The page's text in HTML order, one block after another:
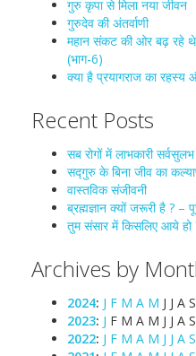
गुरु कृपा से मिला नया जीवन
गुरुदेव की अंतर्वाणी
महान संकट की ओर बढ़ रहे
(भाग-6)
क्या है प्रयागराज का रहस्य
Recent Posts
सब रोगों में लाभकारी
सद्गुरु के बिना जीव का
वास्तविक संजीवनी
ब्रह्मज्ञान क्यों जरूरी है ? –
तुम संसार में किसलिए आये हो
Archives by
2024: J F M A M J J A S
2023: J F M A M J J A S
2022: J F M A M J J A S